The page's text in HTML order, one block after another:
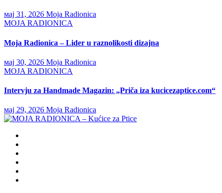
мај 31, 2026 Moja Radionica
MOJA RADIONICA
Moja Radionica – Lider u raznolikosti dizajna
мај 30, 2026 Moja Radionica
MOJA RADIONICA
Intervju za Handmade Magazin: „Priča iza kucicezaptice.com“
мај 29, 2026 Moja Radionica